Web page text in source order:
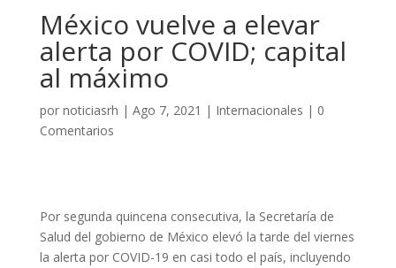
México vuelve a elevar
alerta por COVID; capital
al máximo
por noticiasrh | Ago 7, 2021 | Internacionales | 0
Comentarios
Por segunda quincena consecutiva, la Secretaría de
Salud del gobierno de México elevó la tarde del viernes
la alerta por COVID-19 en casi todo el país, incluyendo